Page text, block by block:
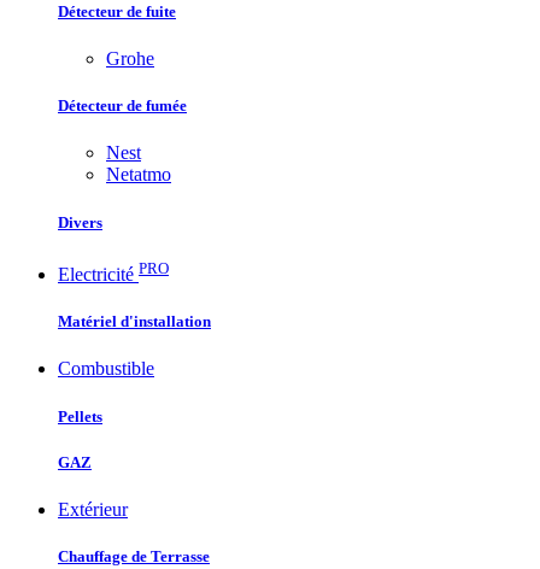
Détecteur de fuite
Grohe
Détecteur de fumée
Nest
Netatmo
Divers
Electricité PRO
Matériel d'installation
Combustible
Pellets
GAZ
Extérieur
Chauffage de Terrasse